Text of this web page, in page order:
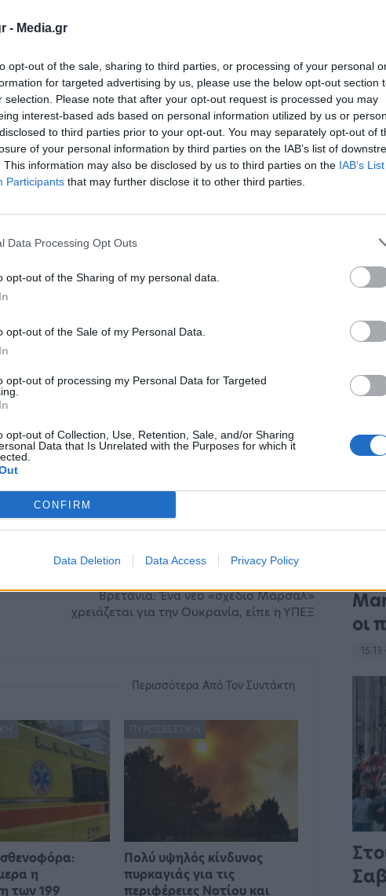
- Media.gr
opt-out of the sale, sharing to third parties, or processing of your personal
for targeted advertising by us, please use the below opt-out section
selection. Please note that after your opt-out request is processed you may
interest-based ads based on personal information utilized by us or
to third parties prior to your opt-out. You may separately opt-out of
of your personal information by third parties on the IAB’s list of
This information may also be disclosed by us to third parties on the IAB’s
Participants that may further disclose it to other third parties.
Data Processing Opt Outs
opt-out of the Sharing of my personal data.
opt-out of the Sale of my Personal Data.
opt-out of processing my Personal Data for Targeted
opt-out of Collection, Use, Retention, Sale, and/or Sharing
Data that Is Unrelated with the Purposes for which it
CONFIRM
Data Deletion Data Access Privacy Policy
(04/07/2022) σε δασική έκταση στο
πρόκειται για πυρκαγια που ξέσπασε
Αγίου Όρους.
.
κάποια Μονή.
Βρετάνια: Ένα νέο «σχέδιο Μάρσαλ»
χρειάζεται για την Ουκρανία, είπε η ΥΠΕΞ
Περισσότερα Από Τον Συντάκτη
η
των 199
ΠΥΡΟΣΒΕΣΤΙΚΉ
Πολύ υψηλός κίνδυνος
πυρκαγιάς για τις
περιφέρειες Νοτίου και
σνακ
οι